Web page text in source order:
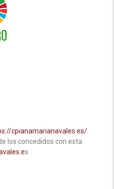
cpianamarianavales.es/.
los concedidos con esta
s